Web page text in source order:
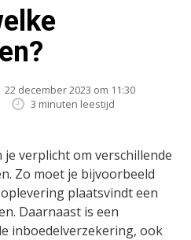
22 december 2023 om 11:30
3 minuten leestijd
verplicht om verschillende
Zo moet je bijvoorbeeld
plaatsvindt een
Daarnaast is een
inboedelverzekering, ook